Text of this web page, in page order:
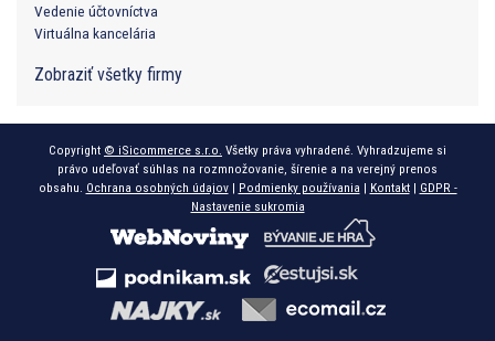
Vedenie účtovníctva
Virtuálna kancelária
Zobraziť všetky firmy
Copyright © iSicommerce s.r.o. Všetky práva vyhradené. Vyhradzujeme si
právo udeľovať súhlas na rozmnožovanie, šírenie a na verejný prenos
obsahu. Ochrana osobných údajov| Podmienky používania | Kontakt| GDPR -
Nastavenie sukromia